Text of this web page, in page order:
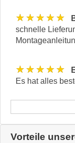
★★★★★
schnelle
★★★★★
Es hat alles
Vorteile